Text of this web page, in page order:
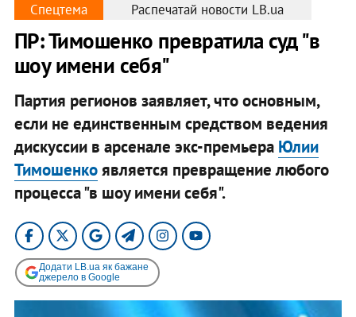
Спецтема Распечатай новости LB.ua
ПР: Тимошенко превратила суд "в
шоу имени себя"
Партия регионов заявляет, что основным,
если не единственным средством ведения
дискуссии в арсенале экс-премьера Юлии
Тимошенкоявляется превращение любого
процесса "в шоу имени себя".
Додати LB.ua як бажане
джерело в Google